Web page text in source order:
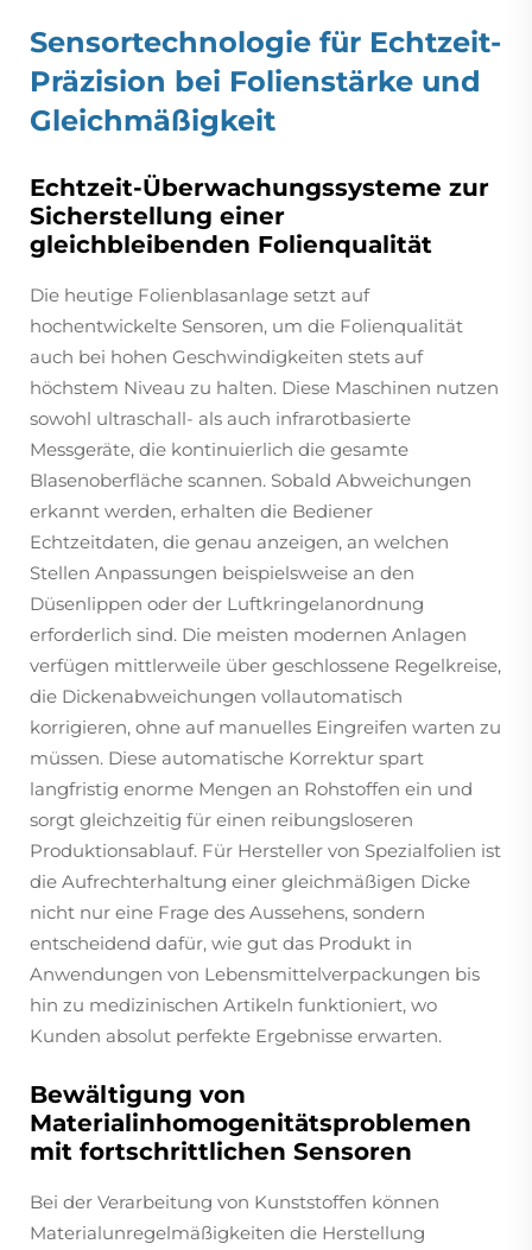
Sensortechnologie für Echtzeit-
Präzision bei Folienstärke und
Gleichmäßigkeit
Echtzeit-Überwachungssysteme zur
Sicherstellung einer
gleichbleibenden Folienqualität
Die heutige Folienblasanlage setzt auf
hochentwickelte Sensoren, um die Folienqualität
auch bei hohen Geschwindigkeiten stets auf
höchstem Niveau zu halten. Diese Maschinen nutzen
sowohl ultraschall- als auch infrarotbasierte
Messgeräte, die kontinuierlich die gesamte
Blasenoberfläche scannen. Sobald Abweichungen
erkannt werden, erhalten die Bediener
Echtzeitdaten, die genau anzeigen, an welchen
Stellen Anpassungen beispielsweise an den
Düsenlippen oder der Luftkringelanordnung
erforderlich sind. Die meisten modernen Anlagen
verfügen mittlerweile über geschlossene Regelkreise,
die Dickenabweichungen vollautomatisch
korrigieren, ohne auf manuelles Eingreifen warten zu
müssen. Diese automatische Korrektur spart
langfristig enorme Mengen an Rohstoffen ein und
sorgt gleichzeitig für einen reibungsloseren
Produktionsablauf. Für Hersteller von Spezialfolien ist
die Aufrechterhaltung einer gleichmäßigen Dicke
nicht nur eine Frage des Aussehens, sondern
entscheidend dafür, wie gut das Produkt in
Anwendungen von Lebensmittelverpackungen bis
hin zu medizinischen Artikeln funktioniert, wo
Kunden absolut perfekte Ergebnisse erwarten.
Bewältigung von
Materialinhomogenitätsproblemen
mit fortschrittlichen Sensoren
Bei der Verarbeitung von Kunststoffen können
Materialunregelmäßigkeiten die Herstellung